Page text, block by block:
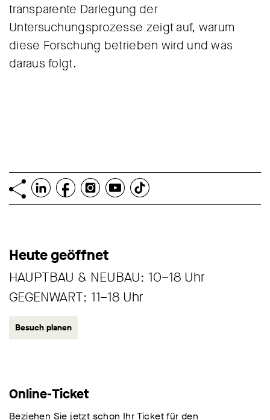
transparente Darlegung der
Untersuchungsprozesse zeigt auf, warum
diese Forschung betrieben wird und was
daraus folgt.
Heute geöffnet
HAUPTBAU & NEUBAU: 10–18 Uhr
GEGENWART: 11–18 Uhr
Besuch planen
Online-Ticket
Beziehen Sie jetzt schon Ihr Ticket für den